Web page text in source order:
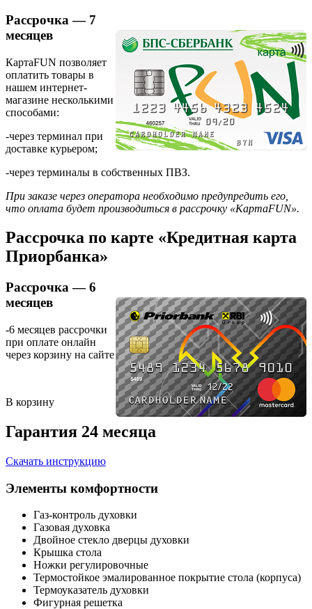
Рассрочка — 7
месяцев
КартаFUN позволяет
оплатить товары в
нашем интернет-
магазине несколькими
способами:
-через терминал при
доставке курьером;
-через терминалы в собственных ПВЗ.
При заказе через оператора необходимо предупредить его,
что оплата будет производиться в рассрочку «КартаFUN».
Рассрочка по карте «Кредитная карта
Приорбанка»
Рассрочка — 6
месяцев
-6 месяцев рассрочки
при оплате онлайн
через корзину на сайте
В корзину
Гарантия 24 месяца
Скачать инструкцию
Элементы комфортности
Газ-контроль духовки
Газовая духовка
Двойное стекло дверцы духовки
Крышка стола
Ножки регулировочные
Термостойкое эмалированное покрытие стола (корпуса)
Термоуказатель духовки
Фигурная решетка